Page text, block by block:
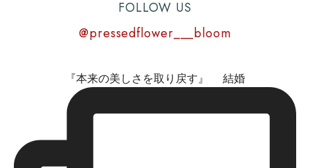
FOLLOW US
@pressedflower___bloom
『本来の美しさを取り戻す』 結婚